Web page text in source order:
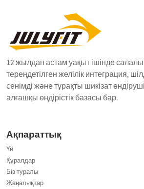
12 жылдан астам уақыт ішінде
тереңдетілген желілік интеграция,
сенімді және тұрақты шикізат
алғашқы өндірістік базасы бар.
Ақпараттық
Үй
Құралдар
Біз туралы
Жаңалықтар